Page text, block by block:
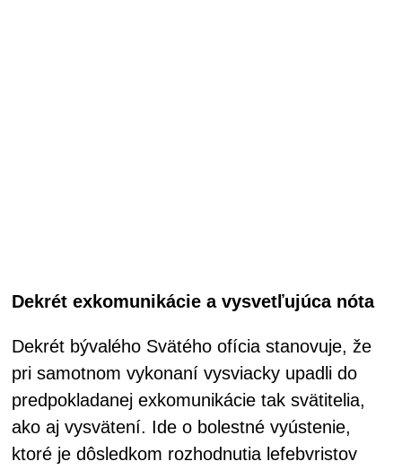
Dekrét exkomunikácie a vysvetľujúca nóta
Dekrét bývalého Svätého ofícia stanovuje, že
pri samotnom vykonaní vysviacky upadli do
predpokladanej exkomunikácie tak svätitelia,
ako aj vysvätení. Ide o bolestné vyústenie,
ktoré je dôsledkom rozhodnutia lefebvristov